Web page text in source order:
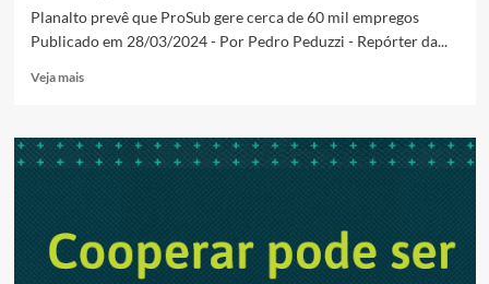
Planalto prevê que ProSub gere cerca de 60 mil empregos
Publicado em 28/03/2024 - Por Pedro Peduzzi - Repórter da...
Veja maisRead
Lula
submarino
de